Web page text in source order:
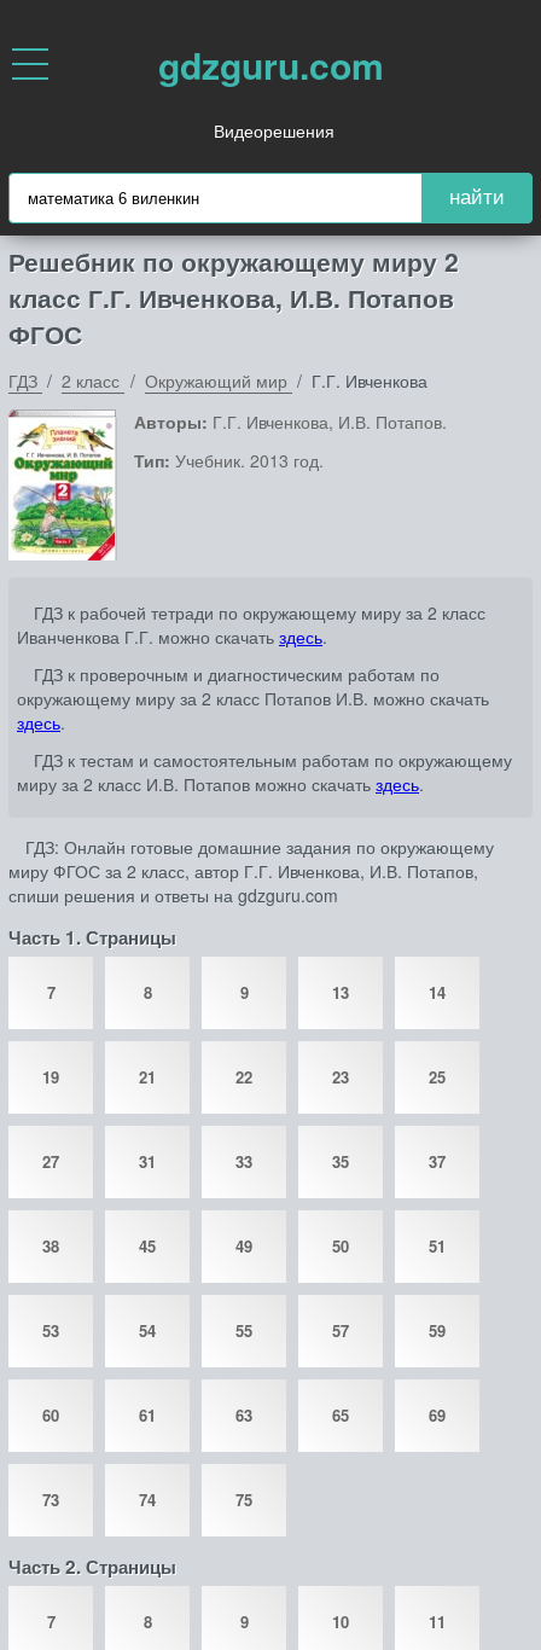
gdzguru.com
Видеорешения
найти
Решебник по окружающему миру 2
класс Г.Г. Ивченкова, И.В. Потапов
ФГОС
ГДЗ 2 класс Окружающий мир
Г.Г. Ивченкова
Авторы: Г.Г. Ивченкова, И.В. Потапов.
Тип: Учебник. 2013 год.
ГДЗ к рабочей тетради по окружающему миру за 2 класс
Иванченкова Г.Г. можно скачать здесь.
ГДЗ к проверочным и диагностическим работам по
окружающему миру за 2 класс Потапов И.В. можно скачать
здесь.
ГДЗ к тестам и самостоятельным работам по окружающему
миру за 2 класс И.В. Потапов можно скачать здесь.
ГДЗ: Онлайн готовые домашние задания по окружающему
миру ФГОС за 2 класс, автор Г.Г. Ивченкова, И.В. Потапов,
спиши решения и ответы на gdzguru.com
Часть 1. Страницы
7 8 9 13 14
19 21 22 23 25
27 31 33 35 37
38 45 49 50 51
53 54 55 57 59
60 61 63 65 69
73 74 75
Часть 2. Страницы
7 8 9 10 11